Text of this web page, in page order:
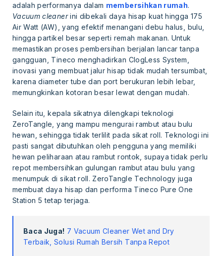
adalah performanya dalam membersihkan rumah.
Vacuum cleanerini dibekali daya hisap kuat hingga 175
Air Watt (AW), yang efektif menangani debu halus, bulu,
hingga partikel besar seperti remah makanan. Untuk
memastikan proses pembersihan berjalan lancar tanpa
gangguan, Tineco menghadirkan ClogLess System,
inovasi yang membuat jalur hisap tidak mudah tersumbat,
karena diameter tube dan port berukuran lebih lebar,
memungkinkan kotoran besar lewat dengan mudah.
Selain itu, kepala sikatnya dilengkapi teknologi
ZeroTangle, yang mampu mengurai rambut atau bulu
hewan, sehingga tidak terlilit pada sikat roll. Teknologi ini
pasti sangat dibutuhkan oleh pengguna yang memiliki
hewan peliharaan atau rambut rontok, supaya tidak perlu
repot membersihkan gulungan rambut atau bulu yang
menumpuk di sikat roll. ZeroTangle Technology juga
membuat daya hisap dan performa Tineco Pure One
Station 5 tetap terjaga.
Baca Juga! 7 Vacuum Cleaner Wet and Dry
Terbaik, Solusi Rumah Bersih Tanpa Repot